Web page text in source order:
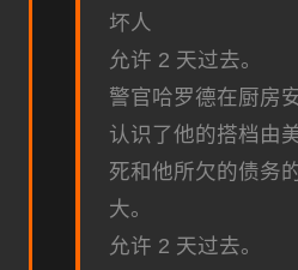
坏人
允许 2 天过去。
警官哈罗德在厨房
认识了他的搭档由
死和他所欠的债务
大。
允许 2 天过去。